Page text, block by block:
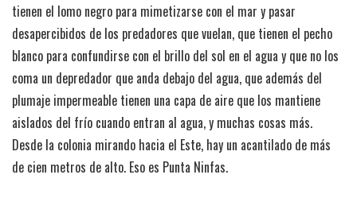
tienen el lomo negro para mimetizarse con el mar y pasar
desapercibidos de los predadores que vuelan, que tienen el pecho
blanco para confundirse con el brillo del sol en el agua y que no los
coma un depredador que anda debajo del agua, que además del
plumaje impermeable tienen una capa de aire que los mantiene
aislados del frío cuando entran al agua, y muchas cosas más.
Desde la colonia mirando hacia el Este, hay un acantilado de más
de cien metros de alto. Eso es Punta Ninfas.